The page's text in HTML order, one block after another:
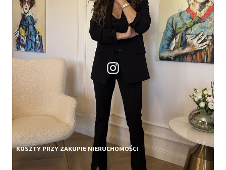
KOSZTY PRZY ZAKUPIE NIERUCHOMOŚCI